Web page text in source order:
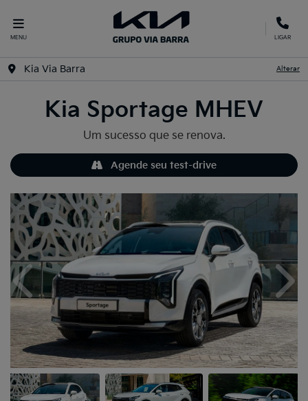
MENU LIGAR
Kia Via Barra Alterar
Kia Sportage MHEV
Um sucesso que se renova.
Agende seu test-drive
Anterior